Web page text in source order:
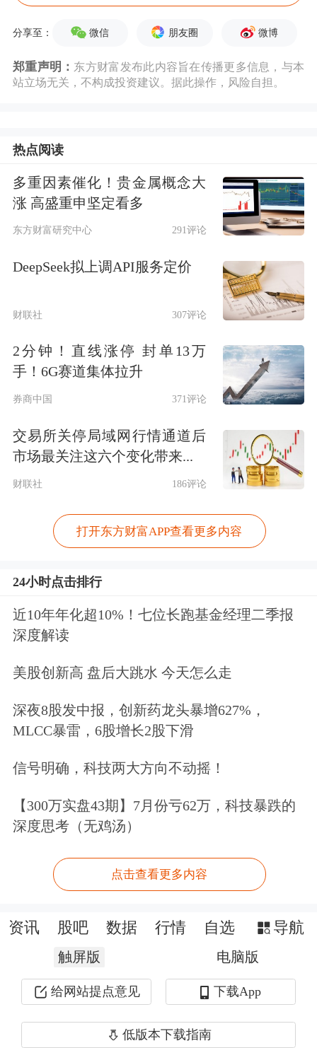
根据Wind数据统计，2025年上半年，
全市场已发布中报的REITs产品共计分
元。其中，
元分红位居榜首，中金安徽交控
REIT、中信建投国家电投新能源REIT
分别以4.75亿元和4.16亿元紧随其后。
从盈利能力看，58只REITs上半年收获
了正净利润，
类REITs继续领
高，今年上半年营收为10.49亿元，净
利润为2.21亿元。该项目底层资产为杭
募REITs项目。
华夏南京交通高速公路REIT 、华泰江
苏交控REIT等项目净利润也实现正向
增长，反映其资产韧性和稳定的现金流
能力。根据Wind数据统计，以高速公
路为底层资产的REITs产品有13只，上
半年分红总额为31.08亿元。
而消费基础设施类REITs在上半年也颇
有亮点。华夏华润商业REIT上半年营
收3.63亿元，同比增长35.7%，净利润
0.16亿元，大幅高于去年同期；
力消费REIT
营收同比增长143.95%，显
示消费复苏带动线下商业客流回升。此
华安百联消费REIT、华夏大悦城商
分红，体现出较强的资产成熟度。
近期华夏凯德商业REIT网下询价受到
市场追捧。根据公告，华夏基金共收到
142家网下投资者管理的 930个配售对
分享至： 微信 朋友圈 微博
郑重声明： 东方财富发布此内容旨在传播更多信息，与本
站立场无关，不构成投资建议。据此操作，风险自担。
热点阅读
多重因素催化！贵金属概念大
涨 高盛重申坚定看多
东方财富研究中心 291评论
DeepSeek拟上调API服务定价
财联社 307评论
2分钟！直线涨停 封单13万
手！6G赛道集体拉升
券商中国 371评论
交易所关停局域网行情通道后
市场最关注这六个变化带来...
财联社 186评论
打开东方财富APP查看更多内容
24小时点击排行
近10年年化超10%！七位长跑基金经理二季报
深度解读
美股创新高 盘后大跳水 今天怎么走
深夜8股发中报，创新药龙头暴增627%，
MLCC暴雷，6股增长2股下滑
信号明确，科技两大方向不动摇！
【300万实盘43期】7月份亏62万，科技暴跌的
深度思考（无鸡汤）
点击查看更多内容
资讯 股吧 数据 行情 自选 导航
触屏版 电脑版
给网站提点意见 下载App
低版本下载指南